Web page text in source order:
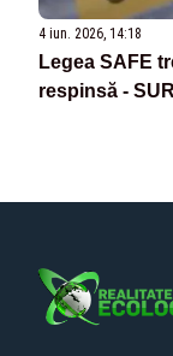
4 iun. 2026, 14:18
Legea SAFE
respinsă -